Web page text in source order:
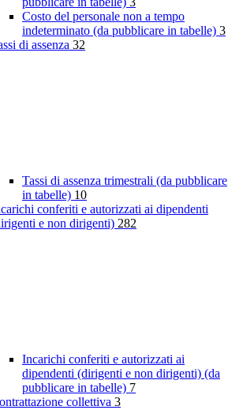
Costo del personale non a tempo
indeterminato (da pubblicare in tabelle) 3
di assenza 32
Tassi di assenza trimestrali (da pubblicare
in tabelle) 10
conferiti e autorizzati ai dipendenti
e non dirigenti) 282
Incarichi conferiti e autorizzati ai
dipendenti (dirigenti e non dirigenti) (da
pubblicare in tabelle) 7
collettiva 3